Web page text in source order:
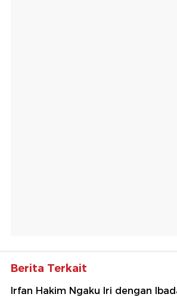
Berita Terkait
Irfan Hakim Ngaku Iri dengan